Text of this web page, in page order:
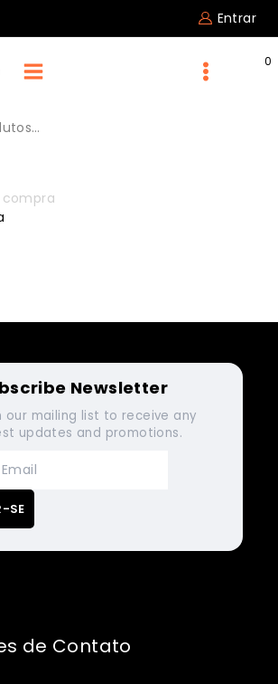
Entrar
0
compra
Newsletter
our mailing list to receive any
updates and promotions.
de Contato